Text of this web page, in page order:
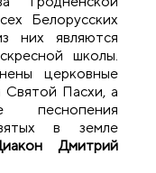
Белорусских
них являются
школы.
церковные
Святой Пасхи, а
песнопения
в земле
Дмитрий